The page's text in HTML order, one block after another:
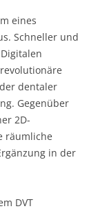
eines
Schneller und
dentaler
Gegenüber
2D-
räumliche
in der
DVT